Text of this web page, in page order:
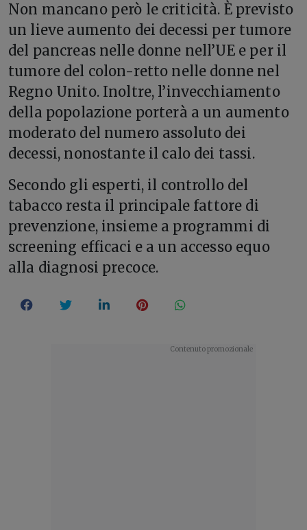
Non mancano però le criticità. È previsto
un lieve aumento dei decessi per tumore
del pancreas nelle donne nell’UE e per il
tumore del colon-retto nelle donne nel
Regno Unito. Inoltre, l’invecchiamento
della popolazione porterà a un aumento
moderato del numero assoluto dei
decessi, nonostante il calo dei tassi.
Secondo gli esperti, il controllo del
tabacco resta il principale fattore di
prevenzione, insieme a programmi di
screening efficaci e a un accesso equo
alla diagnosi precoce.